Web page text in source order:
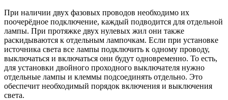
При наличии двух фазовых проводов необходимо их
поочерёдное подключение, каждый подводится для отдельной
лампы. При протяжке двух нулевых жил они также
раскидываются к отдельным лампочкам. Если при установке
источника света все лампы подключить к одному проводу,
выключаться и включаться они будут одновременно. То есть,
для установки двойного проходного выключателя нужно
отдельные лампы и клеммы подсоединять отдельно. Это
обеспечит необходимый порядок включения и выключения
света.